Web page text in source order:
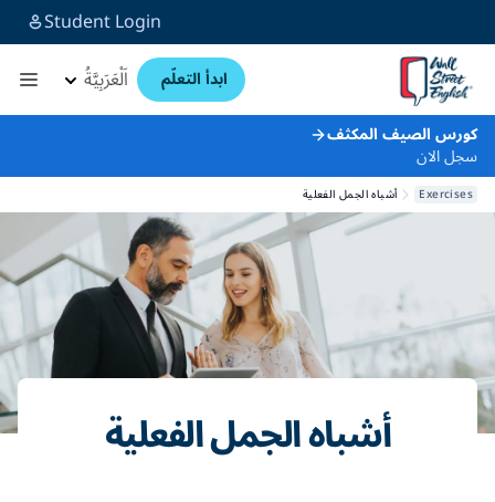
Student Login
ابدأ التعلّم اَلْعَرَبِيَّةُ
كورس الصيف المكثف
سجل الان
Exercises أشباه الجمل الفعلية
أشباه الجمل الفعلية